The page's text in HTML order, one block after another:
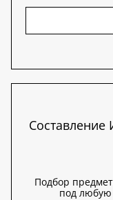
Составление
Подбор
под любую